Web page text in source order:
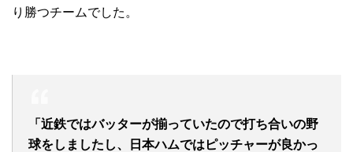
り勝つチームでした。
「近鉄ではバッターが揃っていたので打ち合いの野
球をしましたし、日本ハムではピッチャーが良かっ